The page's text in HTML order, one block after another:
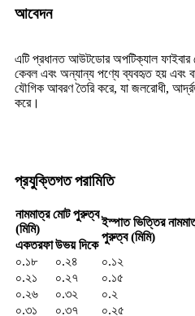
আবেদন
এটি প্রধানত আউটডোর অপটিক্যাল ফাইবার
কেবল এবং অন্যান্য পণ্যে ব্যবহৃত হয় এবং
যৌগিক আবরণ তৈরি করে, যা জলরোধী,
করে।
প্রযুক্তিগত পরামিতি
নামমাত্র মোট পুরুত্ব
(মিমি)
ইস্পাত ভিত্তির
পুরুত্ব (মিমি)
একতরফাউভয় দিকে
০.১৮
০.২৪
০.১২
০.২১ ০.২৭
০.১৫
০.২৬
০.৩২
০.২
০.৩১
০.৩৭
০.২৫